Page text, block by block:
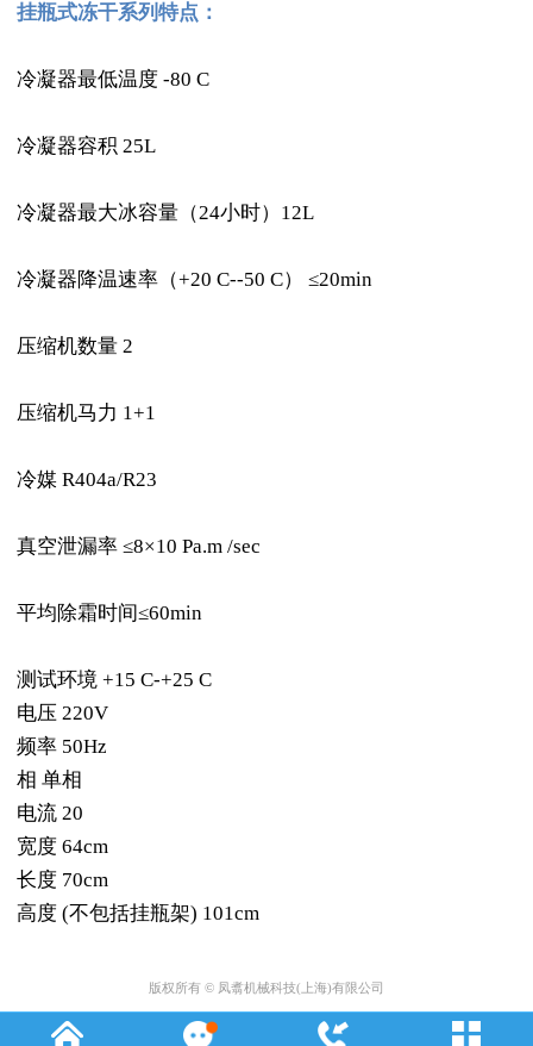
挂瓶式冻干系列特点：
冷凝器最低温度 -80 C
冷凝器容积 25L
冷凝器最大冰容量（24小时）12L
冷凝器降温速率（+20 C--50 C） ≤20min
压缩机数量 2
压缩机马力 1+1
冷媒 R404a/R23
真空泄漏率 ≤8×10 Pa.m /sec
平均除霜时间≤60min
测试环境 +15 C-+25 C
电压 220V
频率 50Hz
相 单相
电流 20
宽度 64cm
长度 70cm
高度 (不包括挂瓶架) 101cm
版权所有 © 凤翥机械科技(上海)有限公司